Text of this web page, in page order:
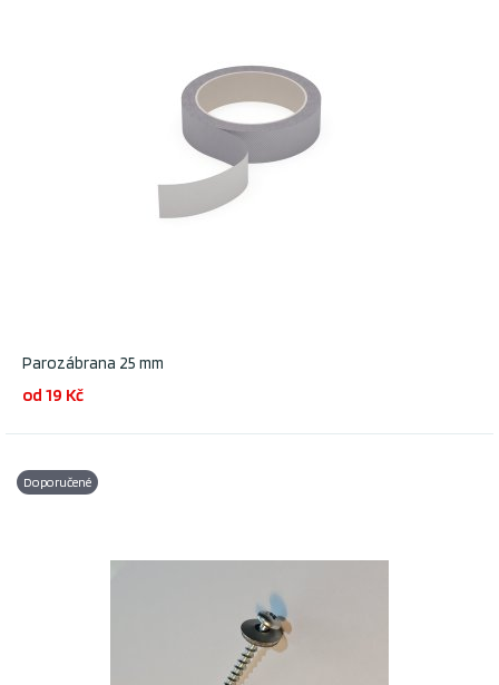
Parozábrana 25 mm
od 19 Kč
Doporučené